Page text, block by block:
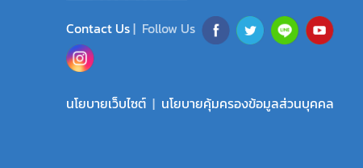
Contact Us| Follow Us
นโยบายเว็บไซต์ | นโยบายคุ้มครองข้อมูลส่วนบุคคล